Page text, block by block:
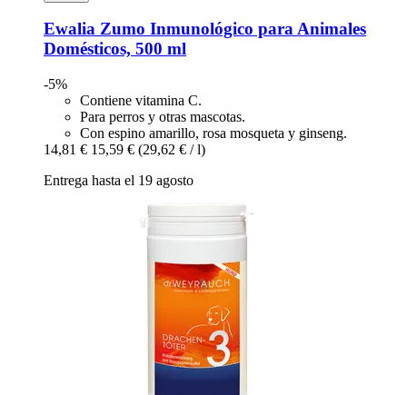
Ewalia Zumo Inmunológico para Animales
Domésticos, 500 ml
-5%
Contiene vitamina C.
Para perros y otras mascotas.
Con espino amarillo, rosa mosqueta y ginseng.
14,81 € 15,59 € (29,62 € / l)
Entrega hasta el 19 agosto